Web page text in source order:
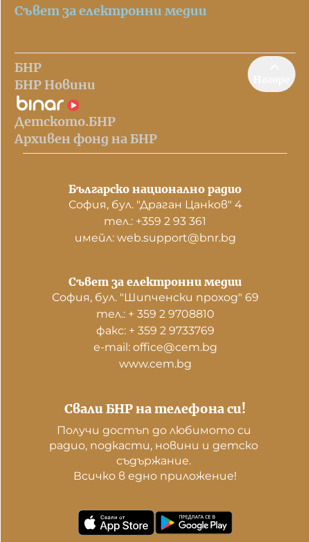
Съвет за електронни медии
БНР
БНР Новини
Детското.БНР
Архивен фонд на БНР
Българско национално радио
София, бул. "Драган Цанков" 4
тел.: +359 2 93 361
имейл: web.support@bnr.bg
Свали БНР на телефона си!
Получи достъп до любимото си
радио, подкасти, новини и детско
съдържание.
Всичко в едно приложение!
Съвет за електронни медии
София, бул. "Шипченски проход" 69
тел.: + 359 2 9708810
факс: + 359 2 9733769
е-mail: office@cem.bg
www.cem.bg